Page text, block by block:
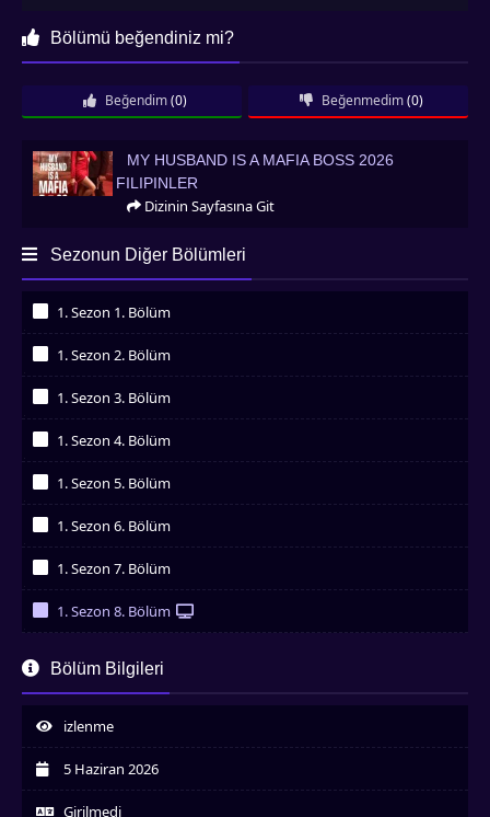
Bölümü beğendiniz mi?
Beğendim (0) Beğenmedim (0)
My Husband Is a Mafia Boss 2026 Filipinler
MY HUSBAND IS A MAFIA BOSS 2026
FILIPINLER
Dizinin Sayfasına Git
Sezonun Diğer Bölümleri
1. Sezon 1. Bölüm
1. Sezon 2. Bölüm
1. Sezon 3. Bölüm
1. Sezon 4. Bölüm
1. Sezon 5. Bölüm
1. Sezon 6. Bölüm
1. Sezon 7. Bölüm
1. Sezon 8. Bölüm
İzledim
İzledim
1. Sezon 10. Bölüm
İzledim
İzledim
Bölüm Bilgileri
izlenme
5 Haziran 2026
Girilmedi